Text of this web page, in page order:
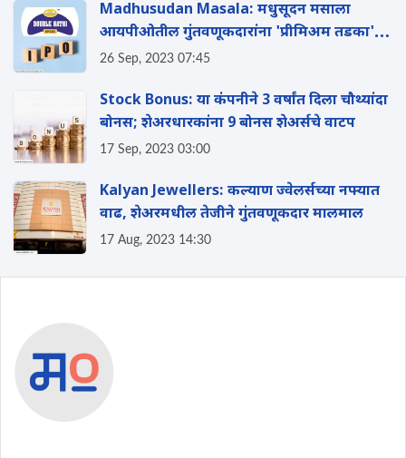
Madhusudan Masala: मधुसूदन मसाला
आयपीओतील गुंतवणूकदारांना 'प्रीमिअम तडका';
120 रुपयांवर झाला लिस्टिंग
26 Sep, 2023 07:45
Stock Bonus: या कंपनीने 3 वर्षांत दिला चौथ्यांदा
बोनस; शेअरधारकांना 9 बोनस शेअर्सचे वाटप
17 Sep, 2023 03:00
Kalyan Jewellers: कल्याण ज्वेलर्सच्या नफ्यात
वाढ, शेअरमधील तेजीने गुंतवणूकदार मालमाल
17 Aug, 2023 14:30